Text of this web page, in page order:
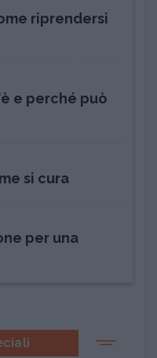
riprendersi
e perché può
si cura
per una